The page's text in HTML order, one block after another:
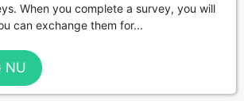
When you complete a survey, you will
can exchange them for...
NU